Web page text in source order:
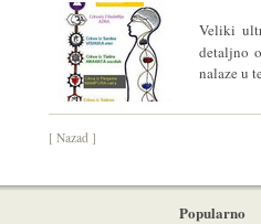
Veliki
detaljno
nalaze u
[ Nazad ]
Popularno